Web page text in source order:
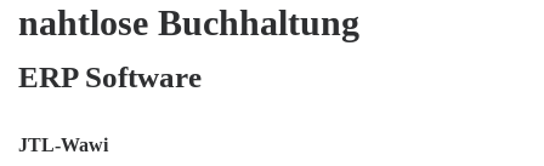
nahtlose Buchhaltung
ERP Software
JTL-Wawi